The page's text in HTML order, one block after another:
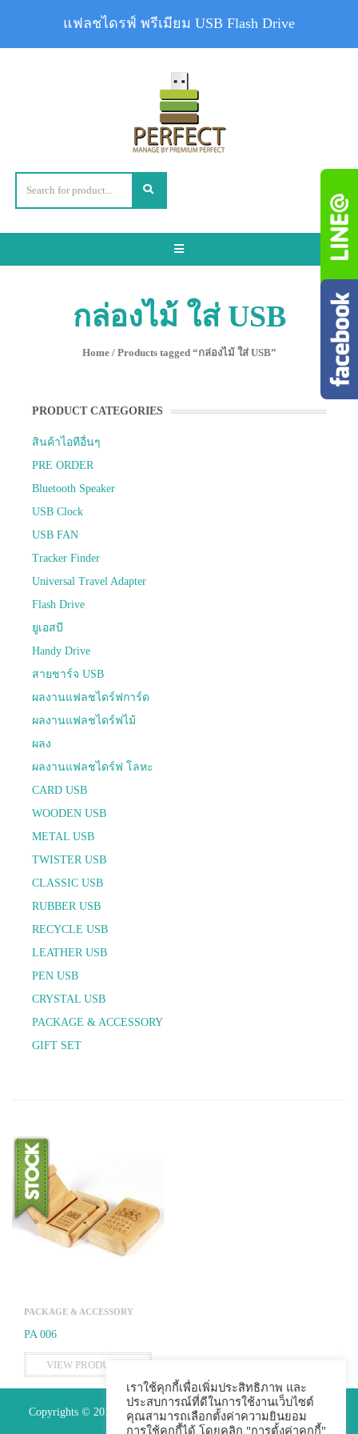
Toggle
กล่องไม้ ใส่ USB
Home/ Products tagged “กล่องไม้ ใส่ USB”
PRODUCT CATEGORIES
สินค้าไอทีอื่นๆ
PRE ORDER
Bluetooth Speaker
USB Clock
USB FAN
Tracker Finder
Universal Travel Adapter
Flash Drive
ยูเอสบี
Handy Drive
สายชาร์จ USB
ผลงานแฟลชไดร์ฟการ์ด
ผลงานแฟลชไดร์ฟไม้
ผลง
ผลงานแฟลชไดร์ฟ โลหะ
CARD USB
WOODEN USB
METAL USB
TWISTER USB
CLASSIC USB
RUBBER USB
RECYCLE USB
LEATHER USB
PEN USB
CRYSTAL USB
PACKAGE & ACCESSORY
GIFT SET
PACKAGE & ACCESSORY
PA 006
VIEW PRODUCTS
Copyrights © 2015 Premium Perfect Co.,ltd. All Rights Reserved.
เราใช้คุกกี้เพื่อเพิ่มประสิทธิภาพ และ
ประสบการณ์ที่ดีในการใช้งานเว็บไซต์
คุณสามารถเลือกตั้งค่าความยินยอม
การใช้คุกกี้ได้ โดยคลิก "การตั้งค่าคุกกี้"
แฟลชไดรฟ์ พรีเมียม USB Flash Drive